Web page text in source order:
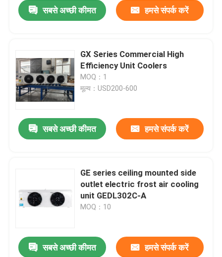
सबसे अच्छी कीमत हमसे संपर्क करें
GX Series Commercial High
Efficiency Unit Coolers
MOQ：1
मूल्य：USD200-600
सबसे अच्छी कीमत हमसे संपर्क करें
GE series ceiling mounted side
outlet electric frost air cooling
unit GEDL302C-A
MOQ：10
सबसे अच्छी कीमत हमसे संपर्क करें